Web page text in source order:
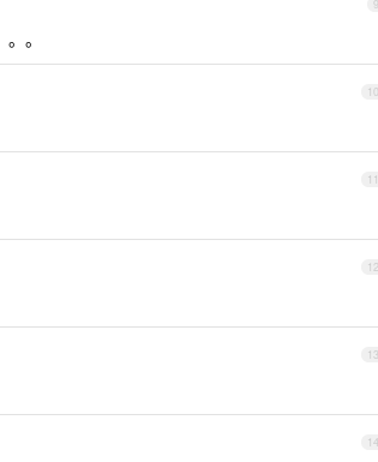
9
。
10
11
12
13
14